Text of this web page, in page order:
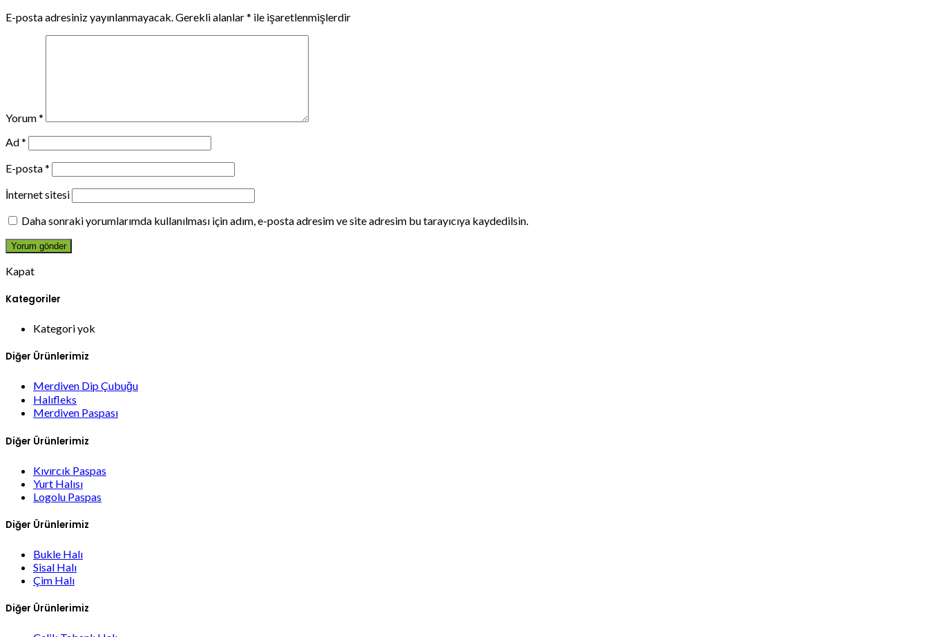
E-posta adresiniz yayınlanmayacak. Gerekli alanlar* ile işaretlenmişlerdir
Yorum*
Ad*
E-posta*
İnternet sitesi
Daha sonraki yorumlarımda kullanılması için adım, e-posta adresim ve site adresim bu tarayıcıya kaydedilsin.
Kapat
Kategoriler
Kategori yok
Diğer Ürünlerimiz
Merdiven Dip Çubuğu
Halıfleks
Merdiven Paspası
Diğer Ürünlerimiz
Kıvırcık Paspas
Yurt Halısı
Logolu Paspas
Diğer Ürünlerimiz
Bukle Halı
Sisal Halı
Çim Halı
Diğer Ürünlerimiz